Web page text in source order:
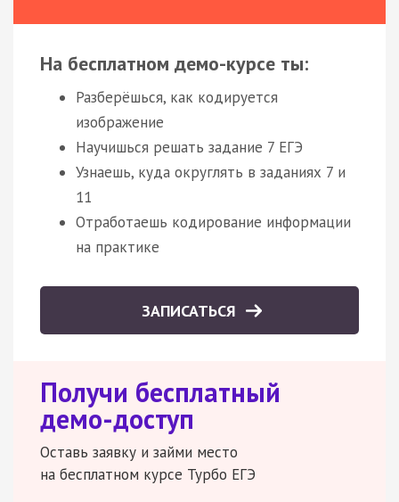
На бесплатном демо-курсе ты:
Разберёшься, как кодируется
изображение
Научишься решать задание 7 ЕГЭ
Узнаешь, куда округлять в заданиях 7 и
11
Отработаешь кодирование информации
на практике
ЗАПИСАТЬСЯ
Получи бесплатный
демо-доступ
Оставь заявку и займи место
на бесплатном курсе Турбо ЕГЭ